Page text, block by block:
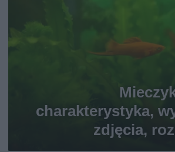
charakterystyka,
zdjęcia,